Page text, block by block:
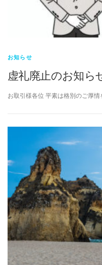
お知らせ
虚礼廃止のお知ら
お取引様各位 平素は格別のご厚